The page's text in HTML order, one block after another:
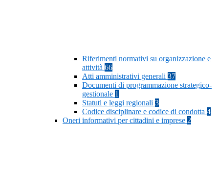
Riferimenti normativi su organizzazione e
attività 66
Atti amministrativi generali 37
Documenti di programmazione strategico-
gestionale 1
Statuti e leggi regionali 3
Codice disciplinare e codice di condotta 4
Oneri informativi per cittadini e imprese 2